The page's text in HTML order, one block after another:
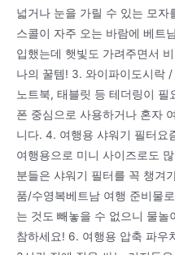
넓거나 눈을 가릴 수 있는 모
스콜이 자주 오는 바람에 베트
입했는데 햇빛도 가려주면서
나의 꿀템! 3. 와이파이도시락
노트북, 태블릿 등 테더링이 필
폰 중심으로 사용하거나 혼자
니다. 4. 여행용 샤워기 필터요
여행용으로 미니 사이즈로도
분들은 샤워기 필터를 꼭 챙겨
품/수영복베트남 여행 준비물
는 것도 빼놓을 수 없으니 물놀
참하세요! 6. 여행용 압축 파우